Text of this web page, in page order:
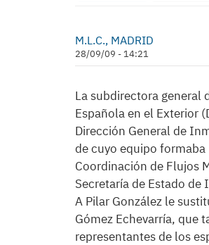
M.L.C., MADRID
28/09/09 - 14:21
La subdirectora general
Española en el Exterior
Dirección General de
de cuyo equipo
Coordinación de Flujos
Secretaría de Estado
A Pilar González le
Gómez Echevarría, que
representantes de los